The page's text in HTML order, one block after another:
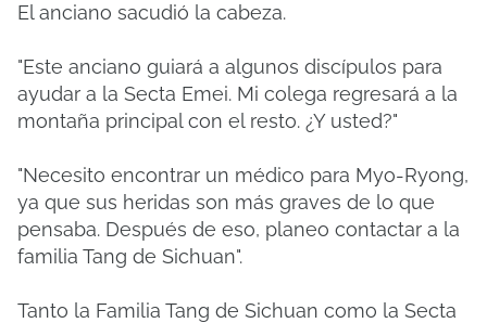
El anciano sacudió la cabeza.
"Este anciano guiará a algunos discípulos para
ayudar a la Secta Emei. Mi colega regresará a la
montaña principal con el resto. ¿Y usted?"
"Necesito encontrar un médico para Myo-Ryong,
ya que sus heridas son más graves de lo que
pensaba. Después de eso, planeo contactar a la
familia Tang de Sichuan".
Tanto la Familia Tang de Sichuan como la Secta